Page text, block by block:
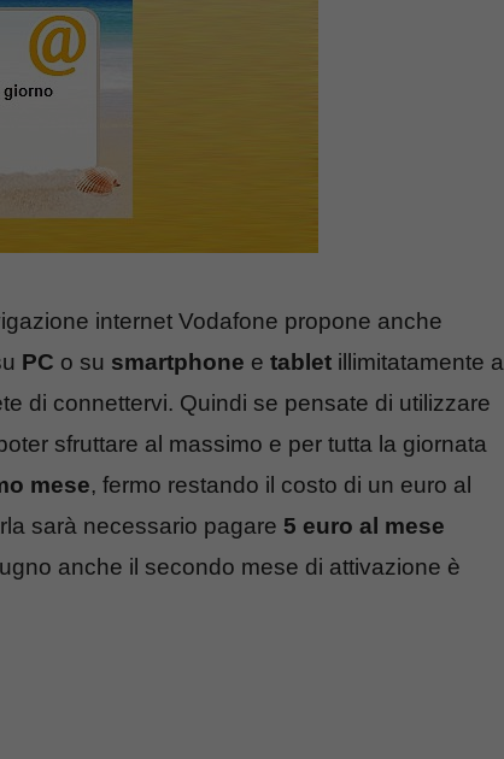
internet Vodafone propone anche
PC o su smartphone e tablet illimitatamente al
di connettervi. Quindi se pensate di utilizzare
sfruttare al massimo e per tutta la giornata
mese, fermo restando il costo di un euro al
sarà necessario pagare 5 euro al mese
anche il secondo mese di attivazione è